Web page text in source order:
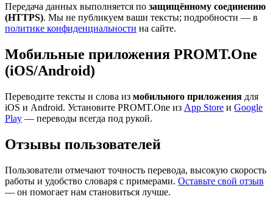
Передача данных выполняется по защищённому соединению
(HTTPS). Мы не публикуем ваши тексты; подробности — в
политике конфиденциальности на сайте.
Мобильные приложения PROMT.One
(iOS/Android)
Переводите тексты и слова из мобильного приложения для
iOS и Android. Установите PROMT.One из App Store и Google
Play — переводы всегда под рукой.
Отзывы пользователей
Пользователи отмечают точность перевода, высокую скорость
работы и удобство словаря с примерами. Оставьте свой отзыв
— он помогает нам становиться лучше.